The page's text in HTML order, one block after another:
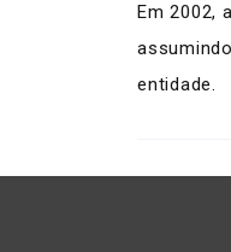
Em 2002,
entidade.